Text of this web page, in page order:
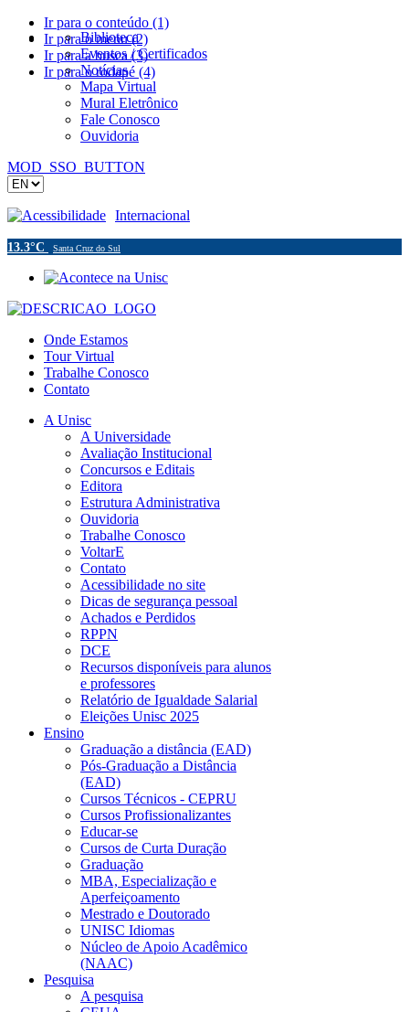
Ir para o conteúdo (1)
Ir para o menu (2)
Ir para a busca (3)
Ir para o rodapé (4)
Biblioteca
Eventos / Certificados
Notícias
Mapa Virtual
Mural Eletrônico
Fale Conosco
Ouvidoria
MOD_SSO_BUTTON
Acessibilidade Internacional
13.3°C Santa Cruz do Sul
Onde Estamos
Tour Virtual
Trabalhe Conosco
Contato
A Unisc
A Universidade
Avaliação Institucional
Concursos e Editais
Editora
Estrutura Administrativa
Ouvidoria
Trabalhe Conosco
VoltarE
Contato
Acessibilidade no site
Dicas de segurança pessoal
Achados e Perdidos
RPPN
DCE
Recursos disponíveis para alunos
e professores
Relatório de Igualdade Salarial
Eleições Unisc 2025
Ensino
Graduação a distância (EAD)
Pós-Graduação a Distância
(EAD)
Cursos Técnicos - CEPRU
Cursos Profissionalizantes
Educar-se
Cursos de Curta Duração
Graduação
MBA, Especialização e
Aperfeiçoamento
Mestrado e Doutorado
UNISC Idiomas
Núcleo de Apoio Acadêmico
(NAAC)
Pesquisa
A pesquisa